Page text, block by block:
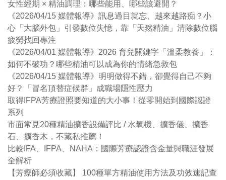
女性經期 × 精油調理：哪些能用、哪些該避開？
《2026/04/15 媒體報導》訊息過目就忘、越來越路痴？小
心「大腦外包」引發數位失憶，靠「天然精油」清除數位腦
疲勞找回專注
《2026/04/01 媒體報導》2026 育兒關鍵字「溫柔教養」：
如何不破功？哪些精油可以成為你的情緒急救包
《2026/04/15 媒體報導》明明做得不錯，卻覺得自己不夠
好？「冒名頂替症候群」成職場隱性壓力
取得IFPA芳療證照要知道的大小事！從零開始到國際認證
系列
市面常見20種精油擴香設備評比 / 水氧機、擴香儀、擴香
石、擴香木，不藏私推薦！
比較IFA、IFPA、NAHA：國際芳療認證含金量與職涯發展
全解析
【芳療師必須收藏】 100種單方精油使用方法及功效速記查